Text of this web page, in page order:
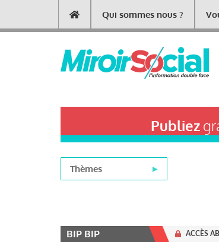
contenu
Main
navigation
Qui sommes nous ?
Publiez
Thèmes
BIP BIP ACCÈS